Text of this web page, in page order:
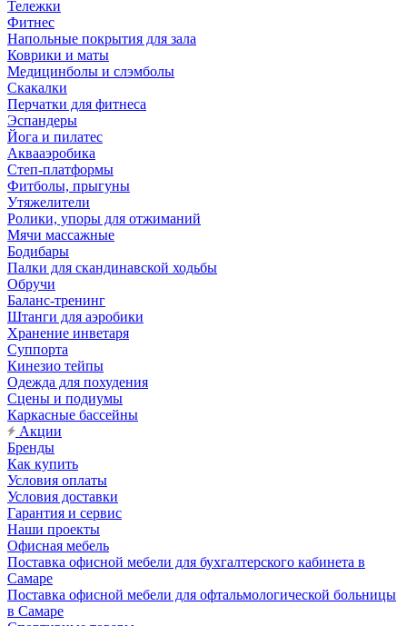
Тележки
Фитнес
Напольные покрытия для зала
Коврики и маты
Медицинболы и слэмболы
Скакалки
Перчатки для фитнеса
Эспандеры
Йога и пилатес
Аквааэробика
Степ-платформы
Фитболы, прыгуны
Утяжелители
Ролики, упоры для отжиманий
Мячи массажные
Бодибары
Палки для скандинавской ходьбы
Обручи
Баланс-тренинг
Штанги для аэробики
Хранение инветаря
Суппорта
Кинезио тейпы
Одежда для похудения
Сцены и подиумы
Каркасные бассейны
Акции
Бренды
Как купить
Условия оплаты
Условия доставки
Гарантия и сервис
Наши проекты
Офисная мебель
Поставка офисной мебели для бухгалтерского кабинета в
Самаре
Поставка офисной мебели для офтальмологической больницы
в Самаре